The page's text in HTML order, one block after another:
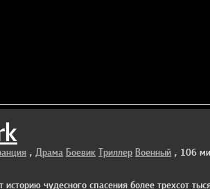
, Драма Боевик Триллер Военный , 106
чудесного спасения более трехсот